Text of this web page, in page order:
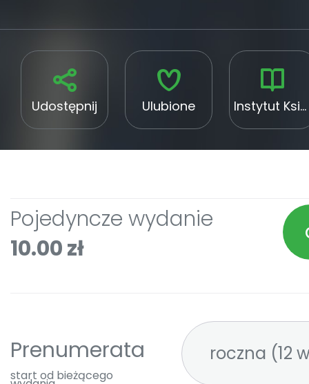
Udostępnij Ulubione Instytut Książki
Pojedyncze wydanie
10.00 zł
Prenumerata
start od bieżącego